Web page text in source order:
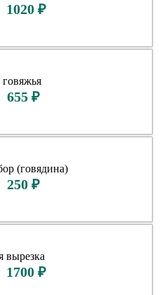
1020 ₽
говяжья
655 ₽
(говядина)
250 ₽
вырезка
1700 ₽